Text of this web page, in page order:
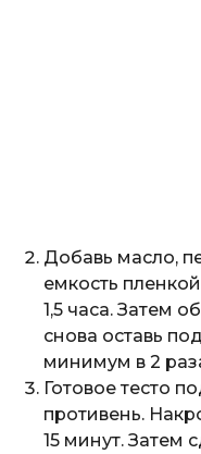
Добавь масло,
емкость
1,5 часа. Затем
снова оставь
минимум в 2
Готовое тесто
противень.
15 минут. Затем